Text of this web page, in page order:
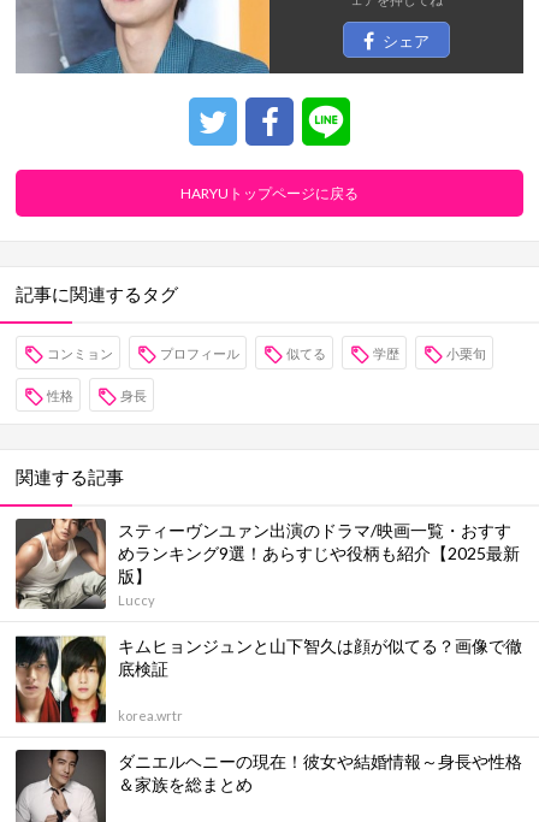
シェア
HARYUトップページに戻る
記事に関連するタグ
コンミョン プロフィール 似てる 学歴 小栗旬
性格 身長
関連する記事
スティーヴンユァン出演のドラマ/映画一覧・おすす
めランキング9選！あらすじや役柄も紹介【2025最新
版】
Luccy
キムヒョンジュンと山下智久は顔が似てる？画像で徹
底検証
korea.wrtr
ダニエルヘニーの現在！彼女や結婚情報～身長や性格
＆家族を総まとめ